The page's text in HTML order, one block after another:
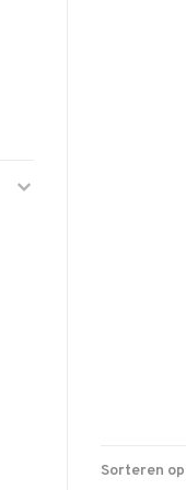
Sorteren